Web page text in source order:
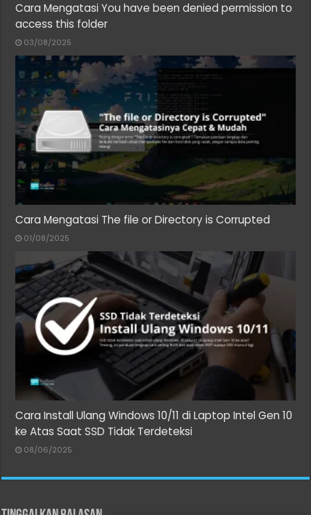
Cara Mengatasi You have been denied permission to
access this folder
03/08/2025
Cara Mengatasi The file or Directory is Corrupted
01/08/2025
Cara Install Ulang Windows 10/11 di Laptop Intel Gen 10
ke Atas Saat SSD Tidak Terdeteksi
08/06/2025